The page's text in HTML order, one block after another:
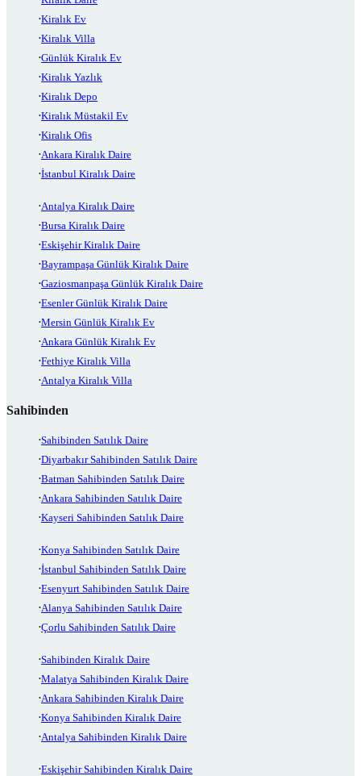
Kiralık Ev
Kiralık Villa
Günlük Kiralık Ev
Kiralık Yazlık
Kiralık Depo
Kiralık Müstakil Ev
Kiralık Ofis
Ankara Kiralık Daire
İstanbul Kiralık Daire
Antalya Kiralık Daire
Bursa Kiralık Daire
Eskişehir Kiralık Daire
Bayrampaşa Günlük Kiralık Daire
Gaziosmanpaşa Günlük Kiralık Daire
Esenler Günlük Kiralık Daire
Mersin Günlük Kiralık Ev
Ankara Günlük Kiralık Ev
Fethiye Kiralık Villa
Antalya Kiralık Villa
Sahibinden
Sahibinden Satılık Daire
Diyarbakır Sahibinden Satılık Daire
Batman Sahibinden Satılık Daire
Ankara Sahibinden Satılık Daire
Kayseri Sahibinden Satılık Daire
Konya Sahibinden Satılık Daire
İstanbul Sahibinden Satılık Daire
Esenyurt Sahibinden Satılık Daire
Alanya Sahibinden Satılık Daire
Çorlu Sahibinden Satılık Daire
Sahibinden Kiralık Daire
Malatya Sahibinden Kiralık Daire
Ankara Sahibinden Kiralık Daire
Konya Sahibinden Kiralık Daire
Antalya Sahibinden Kiralık Daire
Eskişehir Sahibinden Kiralık Daire